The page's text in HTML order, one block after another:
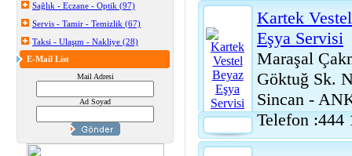
Sağlık - Eczane - Optik (97)
Servis - Tamir - Temizlik (67)
Taksi - Ulaşım - Nakliye (28)
E-Mail List
Mail Adresi
Ad Soyad
Kartek
Eşya Servisi
Maraşal
Göktuğ Sk.
Sincan -
Telefon :444